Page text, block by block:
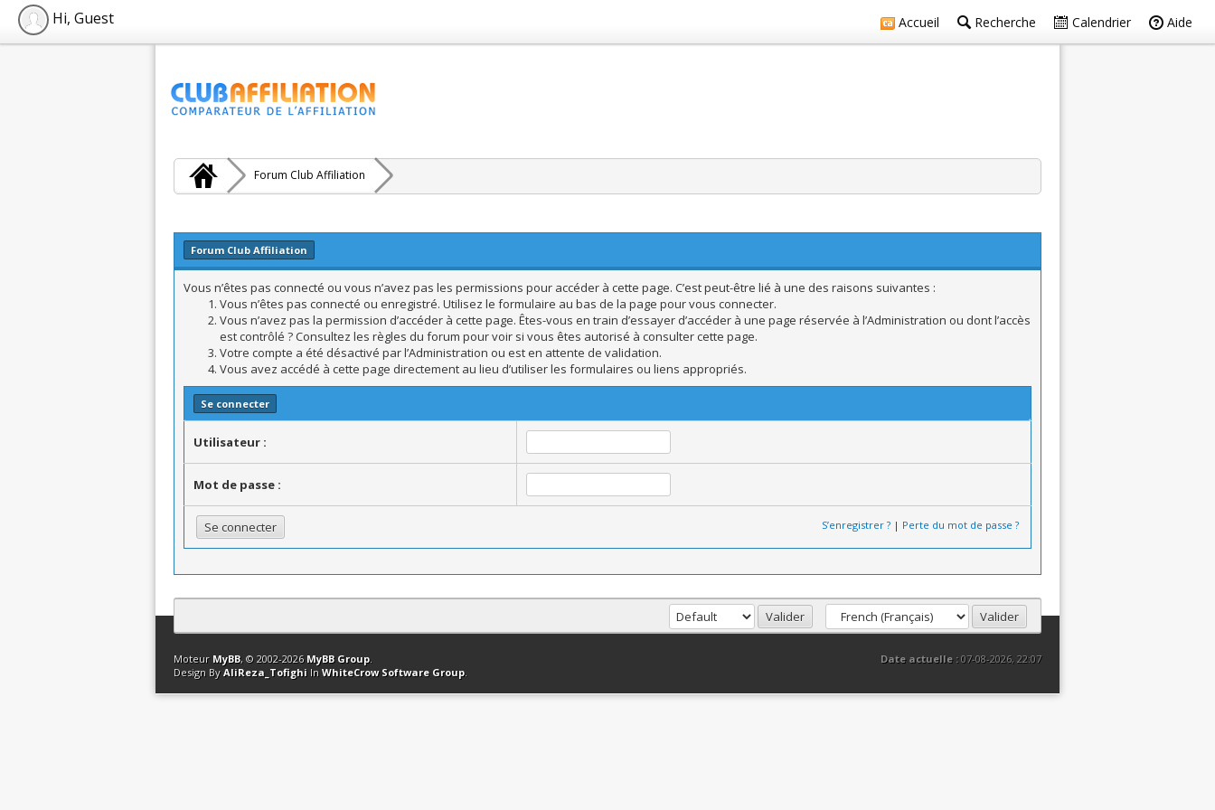
Accueil Recherche Calendrier Aide
Hi, Guest
Forum Club Affiliation
Forum Club Affiliation
Vous n’êtes pas connecté ou vous n’avez pas les permissions pour accéder à cette page. C’est peut-être lié à une des raisons suivantes :
Vous n’êtes pas connecté ou enregistré. Utilisez le formulaire au bas de la page pour vous connecter.
Vous n’avez pas la permission d’accéder à cette page. Êtes-vous en train d’essayer d’accéder à une page réservée à l’Administration ou dont l’accès
est contrôlé ? Consultez les règles du forum pour voir si vous êtes autorisé à consulter cette page.
Votre compte a été désactivé par l’Administration ou est en attente de validation.
Vous avez accédé à cette page directement au lieu d’utiliser les formulaires ou liens appropriés.
Se connecter
Utilisateur :
Mot de passe :
S’enregistrer ? | Perte du mot de passe ?
Contact Club Affiliation Retourner en haut Version bas-débit (Archivé) Syndication RSS
Date actuelle :07-08-2026, 22:07
Moteur MyBB, © 2002-2026 MyBB Group.
Design By AliReza_Tofighi In WhiteCrow Software Group.